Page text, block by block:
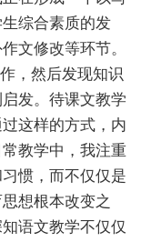
综合素质的发
文修改等环节。
，然后发现知识
发。待课文教学
这样的方式，内
教学中，我注重
惯，而不仅仅是
想根本改变之
语文教学不仅仅